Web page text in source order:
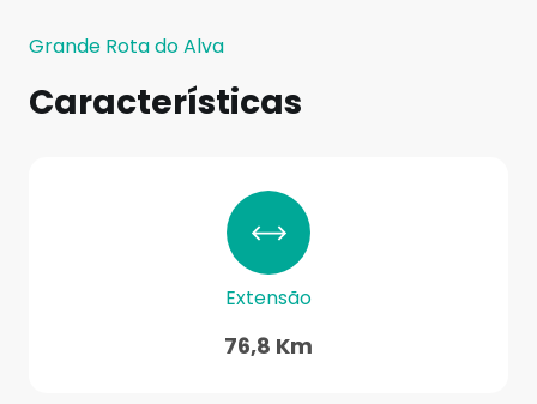
Grande Rota do Alva
Características
Extensão
76,8 Km